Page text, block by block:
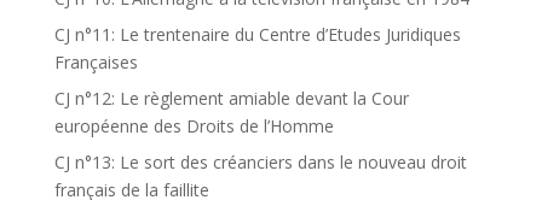
CJ n°11: Le trentenaire du Centre d’Etudes Juridiques
Françaises
CJ n°12: Le règlement amiable devant la Cour
européenne des Droits de l’Homme
CJ n°13: Le sort des créanciers dans le nouveau droit
français de la faillite